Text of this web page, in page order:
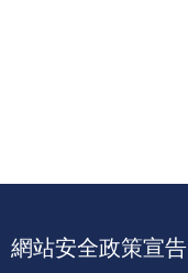
網站安全政策宣告